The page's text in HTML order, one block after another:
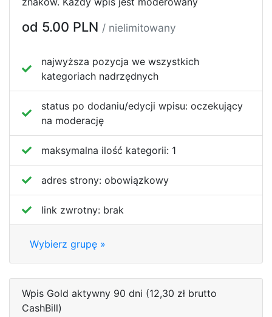
od 5.00 PLN / nielimitowany
najwyższa pozycja we wszystkich
kategoriach nadrzędnych
status po dodaniu/edycji wpisu: oczekujący
na moderację
maksymalna ilość kategorii: 1
adres strony: obowiązkowy
link zwrotny: brak
Wybierz grupę »
Wpis Gold aktywny 90 dni (12,30 zł brutto
CashBill)